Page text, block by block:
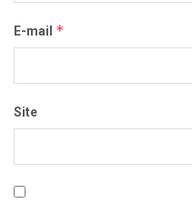
E-mail *
Site